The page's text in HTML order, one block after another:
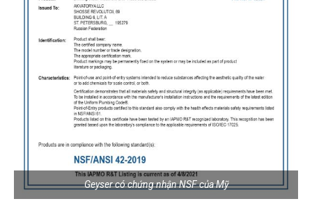
Geyser có chứng nhận NSF của Mỹ